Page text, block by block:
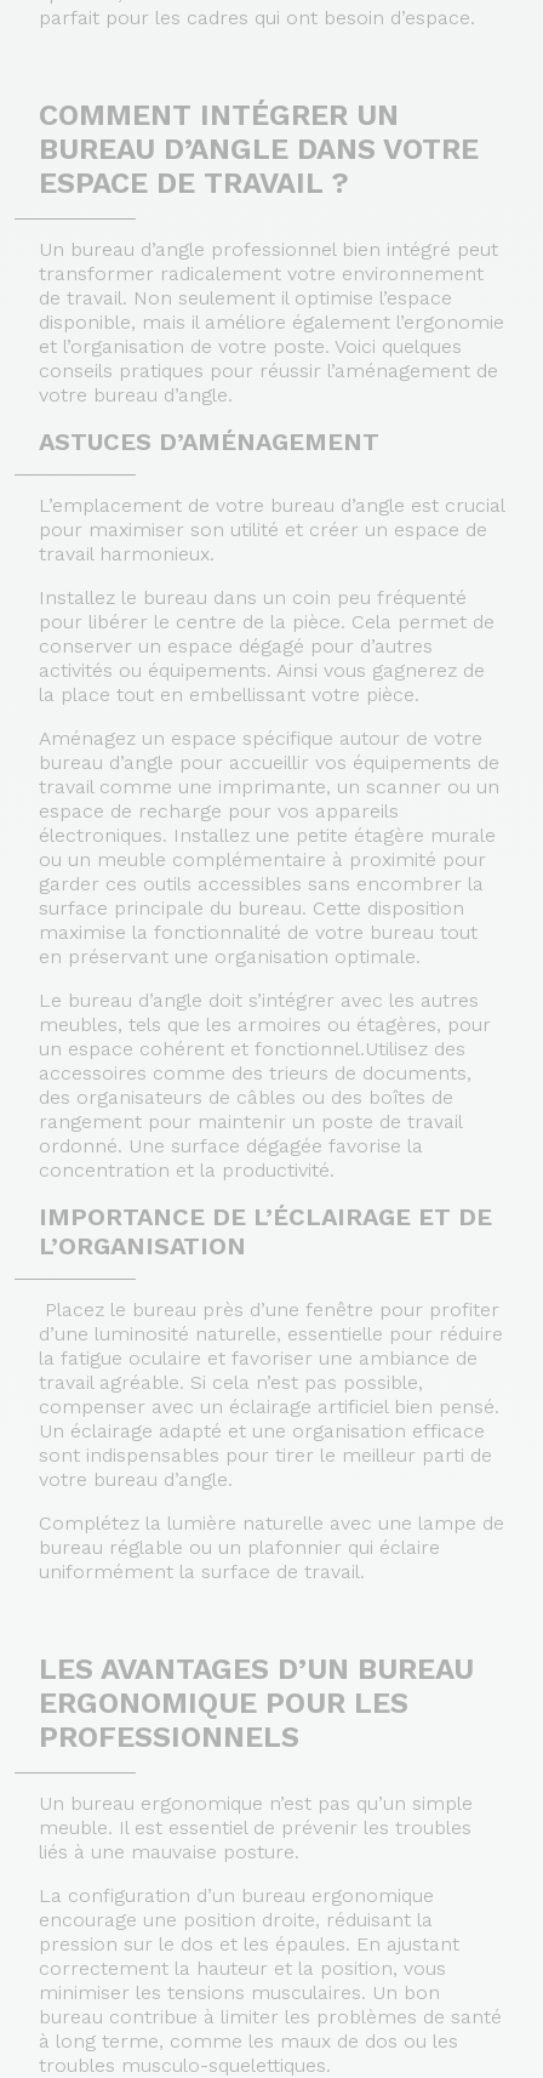
parfait pour les cadres qui ont besoin d’espace.
COMMENT INTÉGRER UN
BUREAU D’ANGLE DANS VOTRE
ESPACE DE TRAVAIL ?
Un bureau d’angle professionnel bien intégré peut
transformer radicalement votre environnement
de travail. Non seulement il optimise l’espace
disponible, mais il améliore également l’ergonomie
et l’organisation de votre poste. Voici quelques
conseils pratiques pour réussir l’aménagement de
votre bureau d’angle.
ASTUCES D’AMÉNAGEMENT
L’emplacement de votre bureau d’angle est crucial
pour maximiser son utilité et créer un espace de
travail harmonieux.
Installez le bureau dans un coin peu fréquenté
pour libérer le centre de la pièce. Cela permet de
conserver un espace dégagé pour d’autres
activités ou équipements. Ainsi vous gagnerez de
la place tout en embellissant votre pièce.
Aménagez un espace spécifique autour de votre
bureau d’angle pour accueillir vos équipements de
travail comme une imprimante, un scanner ou un
espace de recharge pour vos appareils
électroniques. Installez une petite étagère murale
ou un meuble complémentaire à proximité pour
garder ces outils accessibles sans encombrer la
surface principale du bureau. Cette disposition
maximise la fonctionnalité de votre bureau tout
en préservant une organisation optimale.
Le bureau d’angle doit s’intégrer avec les autres
meubles, tels que les armoires ou étagères, pour
un espace cohérent et fonctionnel.Utilisez des
accessoires comme des trieurs de documents,
des organisateurs de câbles ou des boîtes de
rangement pour maintenir un poste de travail
ordonné. Une surface dégagée favorise la
concentration et la productivité.
IMPORTANCE DE L’ÉCLAIRAGE ET DE
L’ORGANISATION
Placez le bureau près d’une fenêtre pour profiter
d’une luminosité naturelle, essentielle pour réduire
la fatigue oculaire et favoriser une ambiance de
travail agréable. Si cela n’est pas possible,
compenser avec un éclairage artificiel bien pensé.
Un éclairage adapté et une organisation efficace
sont indispensables pour tirer le meilleur parti de
votre bureau d’angle.
Complétez la lumière naturelle avec une lampe de
bureau réglable ou un plafonnier qui éclaire
uniformément la surface de travail.
LES AVANTAGES D’UN BUREAU
ERGONOMIQUE POUR LES
PROFESSIONNELS
Un bureau ergonomique n’est pas qu’un simple
meuble. Il est essentiel de prévenir les troubles
liés à une mauvaise posture.
La configuration d’un bureau ergonomique
encourage une position droite, réduisant la
pression sur le dos et les épaules. En ajustant
correctement la hauteur et la position, vous
minimiser les tensions musculaires. Un bon
bureau contribue à limiter les problèmes de santé
à long terme, comme les maux de dos ou les
troubles musculo-squelettiques.